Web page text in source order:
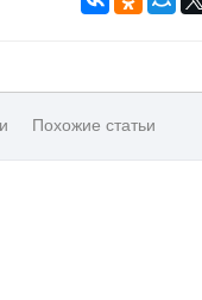
Похожие статьи